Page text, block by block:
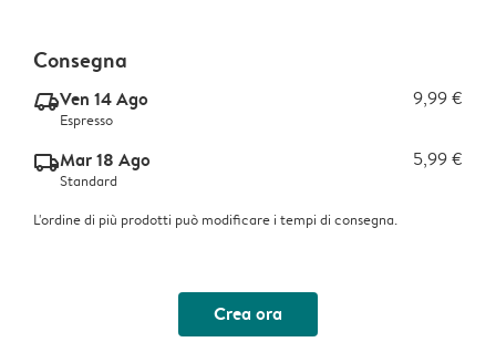
Consegna
delivery_express_v2Ven 14 Ago 9,99 €
Espresso
delivery_standard_v2Mar 18 Ago 5,99 €
Standard
L'ordine di più prodotti può modificare i tempi di consegna.
Crea ora